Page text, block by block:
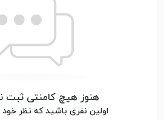
هنوز هیچ کامنتی
اولین نفری باشید که نظر خود